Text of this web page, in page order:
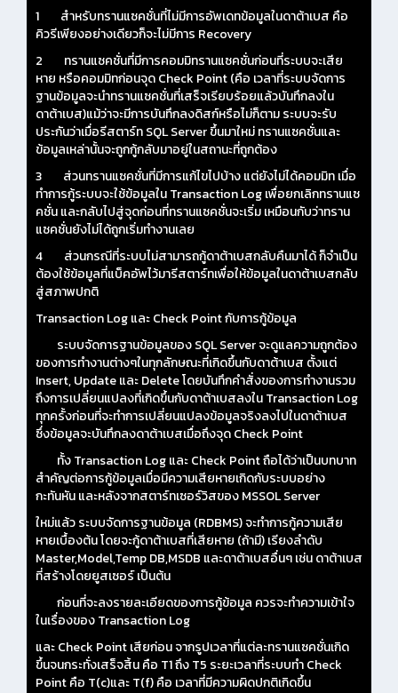
1 สำหรับทรานแซคชั่นที่ไม่มีการอัพเดทข้อมูลในดาต้าเบส คือ
คิวรีเพียงอย่างเดียวก็จะไม่มีการ Recovery
2 ทรานแซคชั่นที่มีการคอมมิทรานแซคชั่นก่อนที่ระบบจะเสีย
หาย หรือคอมมิทก่อนจุด Check Point (คือ เวลาที่ระบบจัดการ
ฐานข้อมูลจะนำทรานแซคชั่นที่เสร็จเรียบร้อยแล้วบันทึกลงใน
ดาต้าเบส)แม้ว่าจะมีการบันทึกลงดิสก์หรือไม่ก็ตาม ระบบจะรับ
ประกันว่าเมื่อรีสตาร์ท SQL Server ขึ้นมาใหม่ ทรานแซคชั่นและ
ข้อมูลเหล่านั้นจะถูกกู้กลับมาอยู่ในสถานะที่ถูกต้อง
3 ส่วนทรานแซคชั่นที่มีการแก้ไขไปบ้าง แต่ยังไม่ได้คอมมิท เมื่อ
ทำการกู้ระบบจะใช้ข้อมูลใน Transaction Log เพื่อยกเลิกทรานแซ
คชั่น และกลับไปสู่จุดก่อนที่ทรานแซคชั่นจะเริ่ม เหมือนกับว่าทราน
แซคชั่นยังไม่ได้ถูกเริ่มทำงานเลย
4 ส่วนกรณีที่ระบบไม่สามารถกู้ดาต้าเบสกลับคืนมาได้ ก็จำเป็น
ต้องใช้ข้อมูลที่แบ็คอัพไว้มารีสตาร์ทเพื่อให้ข้อมูลในดาต้าเบสกลับ
สู่สภาพปกติ
Transaction Log และ Check Point กับการกู้ข้อมูล
ระบบจัดการฐานข้อมูลของ SQL Server จะดูแลความถูกต้อง
ของการทำงานต่างๆในทุกลักษณะที่เกิดขึ้นกับดาต้าเบส ตั้งแต่
Insert, Update และ Delete โดยบันทึกคำสั่งของการทำงานรวม
ถึงการเปลี่ยนแปลงที่เกิดขึ้นกับดาต้าเบสลงใน Transaction Log
ทุกครั้งก่อนที่จะทำการเปลี่ยนแปลงข้อมูลจริงลงไปในดาต้าเบส
ซึ่งข้อมูลจะบันทึกลงดาต้าเบสเมื่อถึงจุด Check Point
ทั้ง Transaction Log และ Check Point ถือได้ว่าเป็นบทบาท
สำคัญต่อการกู้ข้อมูลเมื่อมีความเสียหายเกิดกับระบบอย่าง
กะทันหัน และหลังจากสตาร์ทเซอร์วิสของ MSSOL Server
ใหม่แล้ว ระบบจัดการฐานข้อมูล (RDBMS) จะทำการกู้ความเสีย
หายเบื้องต้น โดยจะกู้ดาต้าเบสที่เสียหาย (ถ้ามี) เรียงลำดับ
Master,Model,Temp DB,MSDB และดาต้าเบสอื่นๆ เช่น ดาต้าเบส
ที่สร้างโดยยูสเซอร์ เป็นต้น
ก่อนที่จะลงรายละเอียดของการกู้ข้อมูล ควรจะทำความเข้าใจ
ในเรื่องของ Transaction Log
และ Check Point เสียก่อน จากรูปเวลาที่แต่ละทรานแซคชั่นเกิด
ขึ้นจนกระทั่งเสร็จสิ้น คือ T1 ถึง T5 ระยะเวลาที่ระบบทำ Check
Point คือ T(c)และ T(f) คือ เวลาที่มีความผิดปกติเกิดขึ้น